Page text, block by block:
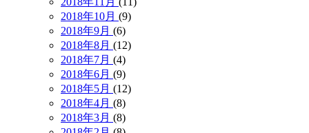
2018年10月 (9)
2018年9月 (6)
2018年8月 (12)
2018年7月 (4)
2018年6月 (9)
2018年5月 (12)
2018年4月 (8)
2018年3月 (8)